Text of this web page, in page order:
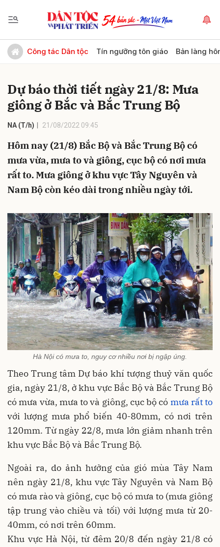
Công tác Dân tộc Tín ngưỡng tôn giáo Bản làng
Dự báo thời tiết ngày 21/8: Mưa
giông ở Bắc và Bắc Trung Bộ
NA (T/h) 21/08/2022 09:45
Hôm nay (21/8) Bắc Bộ và Bắc Trung Bộ có
mưa vừa, mưa to và giông, cục bộ có nơi mưa
rất to. Mưa giông ở khu vực Tây Nguyên và
Nam Bộ còn kéo dài trong nhiều ngày tới.
Hà Nội có mưa to, nguy cơ nhiều nơi bị ngập úng.
Theo Trung tâm Dự báo khí tượng thuỷ văn quốc
gia, ngày 21/8, ở khu vực Bắc Bộ và Bắc Trung Bộ
có mưa vừa, mưa to và giông, cục bộ có mưa rất to
với lượng mưa phổ biến 40-80mm, có nơi trên
120mm. Từ ngày 22/8, mưa lớn giảm nhanh trên
khu vực Bắc Bộ và Bắc Trung Bộ.
Ngoài ra, do ảnh hưởng của gió mùa Tây Nam
nên ngày 21/8, khu vực Tây Nguyên và Nam Bộ
có mưa rào và giông, cục bộ có mưa to (mưa giông
tập trung vào chiều và tối) với lượng mưa từ 20-
40mm, có nơi trên 60mm.
Khu vực Hà Nội, từ đêm 20/8 đến ngày 21/8 có
Gửi bình luận
Hủy Gửi